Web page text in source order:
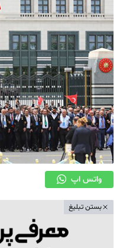
قبرس
واتس اپ
بستن تبلیغ